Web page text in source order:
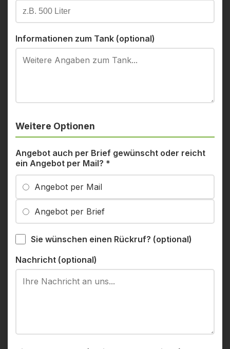
Informationen zum Tank (optional)
Weitere Optionen
Angebot auch per Brief gewünscht oder reicht
ein Angebot per Mail? *
Angebot per Mail
Angebot per Brief
Sie wünschen einen Rückruf? (optional)
Nachricht (optional)